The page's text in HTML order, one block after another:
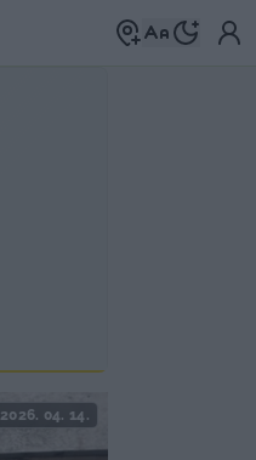
2026. 04. 14.